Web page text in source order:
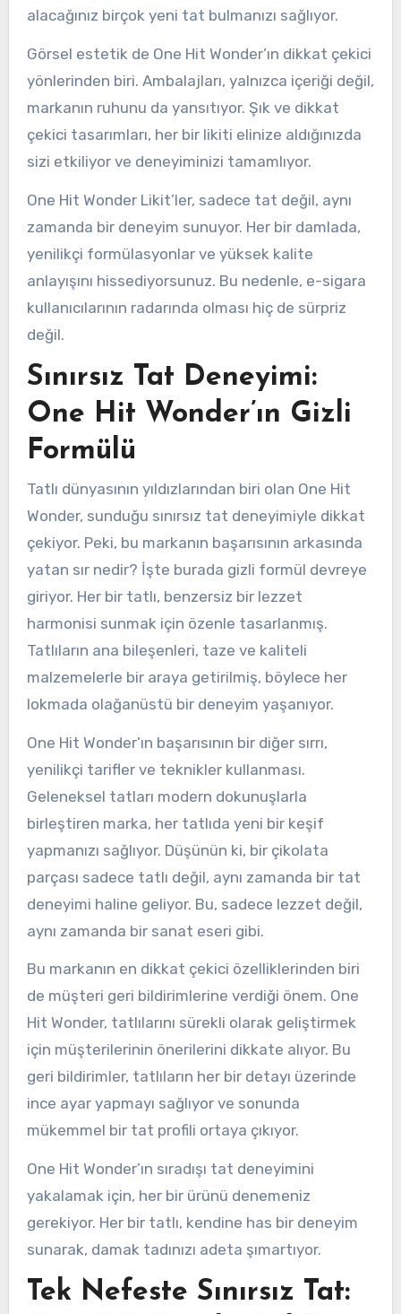
alacağınız birçok yeni tat bulmanızı sağlıyor.
Görsel estetik de One Hit Wonder’ın dikkat çekici
yönlerinden biri. Ambalajları, yalnızca içeriği değil,
markanın ruhunu da yansıtıyor. Şık ve dikkat
çekici tasarımları, her bir likiti elinize aldığınızda
sizi etkiliyor ve deneyiminizi tamamlıyor.
One Hit Wonder Likit’ler, sadece tat değil, aynı
zamanda bir deneyim sunuyor. Her bir damlada,
yenilikçi formülasyonlar ve yüksek kalite
anlayışını hissediyorsunuz. Bu nedenle, e-sigara
kullanıcılarının radarında olması hiç de sürpriz
değil.
Sınırsız Tat Deneyimi:
One Hit Wonder’ın Gizli
Formülü
Tatlı dünyasının yıldızlarından biri olan One Hit
Wonder, sunduğu sınırsız tat deneyimiyle dikkat
çekiyor. Peki, bu markanın başarısının arkasında
yatan sır nedir? İşte burada gizli formül devreye
giriyor. Her bir tatlı, benzersiz bir lezzet
harmonisi sunmak için özenle tasarlanmış.
Tatlıların ana bileşenleri, taze ve kaliteli
malzemelerle bir araya getirilmiş, böylece her
lokmada olağanüstü bir deneyim yaşanıyor.
One Hit Wonder’ın başarısının bir diğer sırrı,
yenilikçi tarifler ve teknikler kullanması.
Geleneksel tatları modern dokunuşlarla
birleştiren marka, her tatlıda yeni bir keşif
yapmanızı sağlıyor. Düşünün ki, bir çikolata
parçası sadece tatlı değil, aynı zamanda bir tat
deneyimi haline geliyor. Bu, sadece lezzet değil,
aynı zamanda bir sanat eseri gibi.
Bu markanın en dikkat çekici özelliklerinden biri
de müşteri geri bildirimlerine verdiği önem. One
Hit Wonder, tatlılarını sürekli olarak geliştirmek
için müşterilerinin önerilerini dikkate alıyor. Bu
geri bildirimler, tatlıların her bir detayı üzerinde
ince ayar yapmayı sağlıyor ve sonunda
mükemmel bir tat profili ortaya çıkıyor.
One Hit Wonder’ın sıradışı tat deneyimini
yakalamak için, her bir ürünü denemeniz
gerekiyor. Her bir tatlı, kendine has bir deneyim
sunarak, damak tadınızı adeta şımartıyor.
Tek Nefeste Sınırsız Tat: